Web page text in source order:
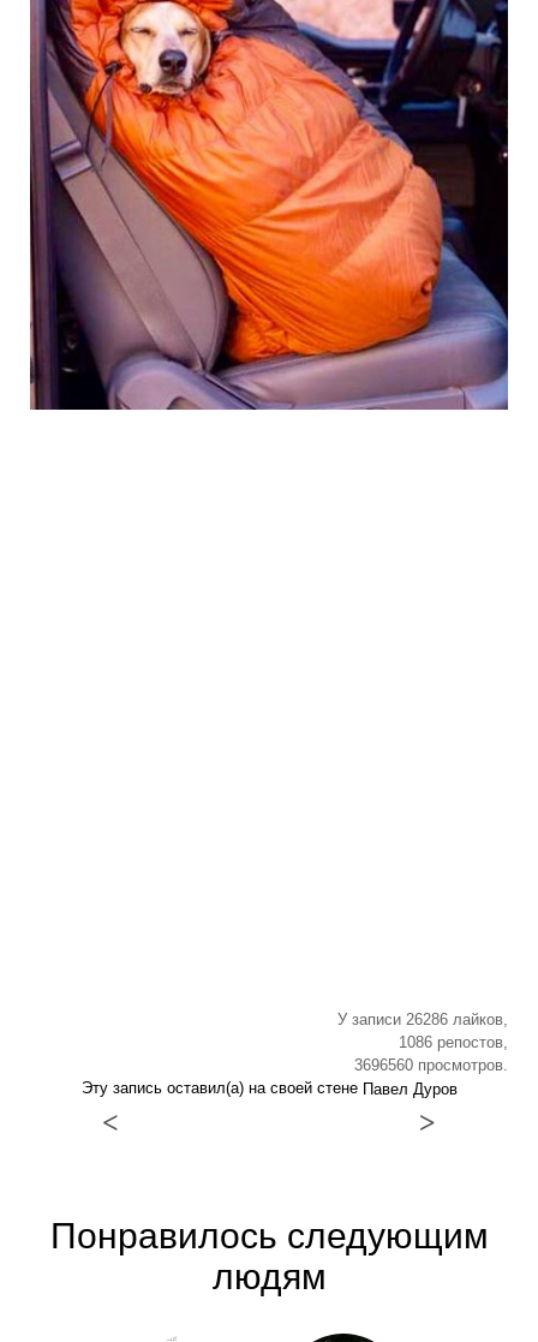
У записи 26286 лайков,
1086 репостов,
3696560 просмотров.
Эту запись оставил(а) на своей стене Павел Дуров
< >
Понравилось следующим
людям